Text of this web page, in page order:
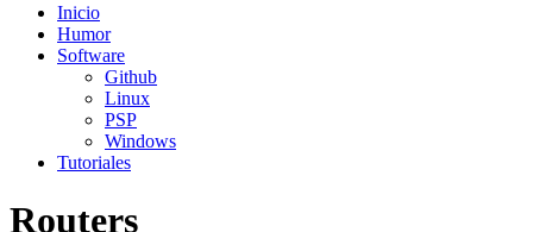
Inicio
Humor
Software
Github
Linux
PSP
Windows
Tutoriales
Routers